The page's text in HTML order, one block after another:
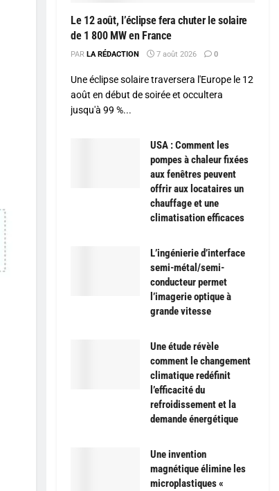
Le 12 août, l’éclipse fera chuter le solaire
de 1 800 MW en France
PAR LA RÉDACTION 7 août 2026 0
Une éclipse solaire traversera l'Europe le 12
août en début de soirée et occultera
jusqu'à 99 %...
USA : Comment les
pompes à chaleur fixées
aux fenêtres peuvent
offrir aux locataires un
chauffage et une
climatisation efficaces
L’ingénierie d’interface
semi-métal/semi-
conducteur permet
l’imagerie optique à
grande vitesse
Une étude révèle
comment le changement
climatique redéfinit
l’efficacité du
refroidissement et la
demande énergétique
Une invention
magnétique élimine les
microplastiques «